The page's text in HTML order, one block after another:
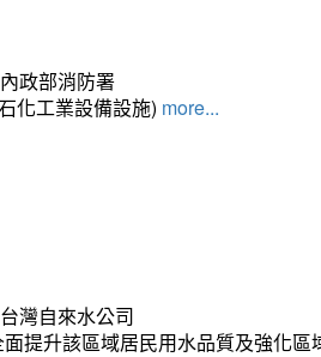
政部消防署
化工業設備設施) more...
灣自來水公司
提升該區域居民用水品質及強化